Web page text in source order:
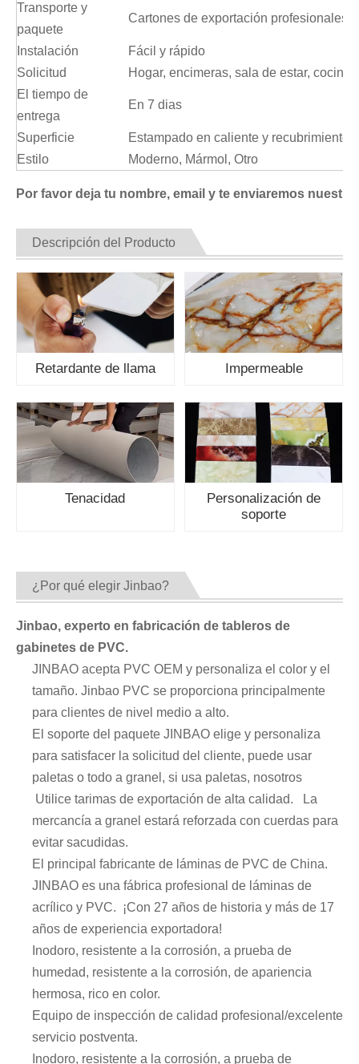
Transporte y
paquete
Cartones de exportación profesionales,
Instalación
Fácil y rápido
Solicitud
Hogar, encimeras, sala de estar,
El tiempo de
entrega
En 7 dias
Superficie
Estampado en caliente y recubrimiento
Estilo
Moderno, Mármol, Otro
Por favor deja tu nombre, email y te enviaremos
Descripción del Producto
Retardante de llama Impermeable
Tenacidad
Personalización de
soporte
¿Por qué elegir Jinbao?
Jinbao, experto en fabricación de tableros de
gabinetes de PVC.
JINBAO acepta PVC OEM y personaliza el color y el
tamaño. Jinbao PVC se proporciona principalmente
para clientes de nivel medio a alto.
El soporte del paquete JINBAO elige y personaliza
para satisfacer la solicitud del cliente, puede usar
paletas o todo a granel, si usa paletas, nosotros
Utilice tarimas de exportación de alta calidad. La
mercancía a granel estará reforzada con cuerdas para
evitar sacudidas.
El principal fabricante de láminas de PVC de China.
JINBAO es una fábrica profesional de láminas de
acrílico y PVC. ¡Con 27 años de historia y más de 17
años de experiencia exportadora!
Inodoro, resistente a la corrosión, a prueba de
humedad, resistente a la corrosión, de apariencia
hermosa, rico en color.
Equipo de inspección de calidad profesional/excelente
servicio postventa.
Inodoro, resistente a la corrosión, a prueba de